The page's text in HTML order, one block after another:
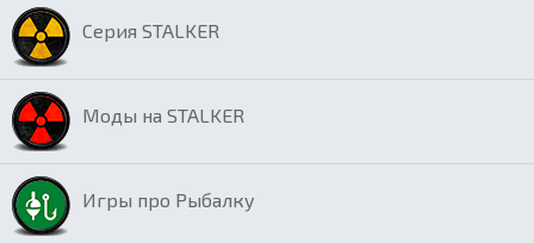
Серия STALKER
Моды на STALKER
Игры про Рыбалку